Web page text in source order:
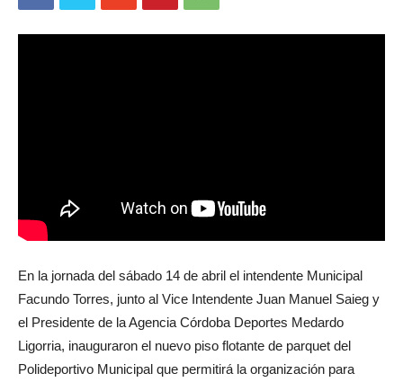
En la jornada del sábado 14 de abril el intendente Municipal
Facundo Torres, junto al Vice Intendente Juan Manuel Saieg y
el Presidente de la Agencia Córdoba Deportes Medardo
Ligorria, inauguraron el nuevo piso flotante de parquet del
Polideportivo Municipal que permitirá la organización para